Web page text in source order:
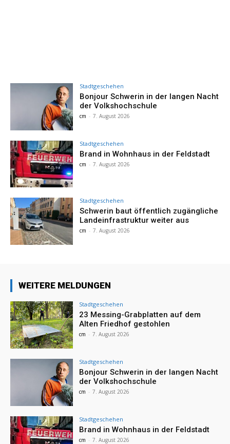
Stadtgeschehen
Bonjour Schwerin in der langen Nacht
der Volkshochschule
cm - 7. August 2026
Stadtgeschehen
Brand in Wohnhaus in der Feldstadt
cm - 7. August 2026
Stadtgeschehen
Schwerin baut öffentlich zugängliche
Landeinfrastruktur weiter aus
cm - 7. August 2026
WEITERE MELDUNGEN
Stadtgeschehen
23 Messing-Grabplatten auf dem
Alten Friedhof gestohlen
cm - 7. August 2026
Stadtgeschehen
Bonjour Schwerin in der langen Nacht
der Volkshochschule
cm - 7. August 2026
Stadtgeschehen
Brand in Wohnhaus in der Feldstadt
cm - 7. August 2026